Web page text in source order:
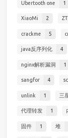
Ubertooth one 1
XiaoMi 2
crackme 5
java反序列化 4
nginx解析漏洞 1
sangfor 4
unlink 1 三
代理转发 1
固件 1 堆